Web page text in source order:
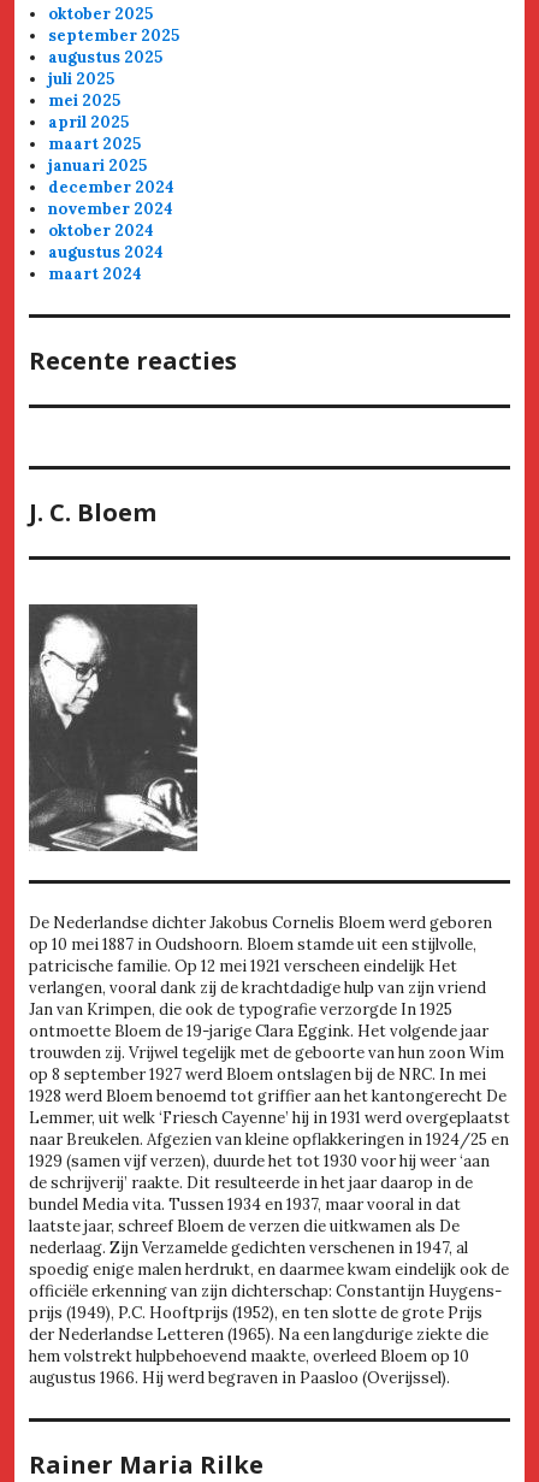
oktober 2025
september 2025
augustus 2025
juli 2025
mei 2025
april 2025
maart 2025
januari 2025
december 2024
november 2024
oktober 2024
augustus 2024
maart 2024
Recente reacties
J. C. Bloem
De Nederlandse dichter Jakobus Cornelis Bloem werd geboren
op 10 mei 1887 in Oudshoorn. Bloem stamde uit een stijlvolle,
patricische familie. Op 12 mei 1921 verscheen eindelijk Het
verlangen, vooral dank zij de krachtdadige hulp van zijn vriend
Jan van Krimpen, die ook de typografie verzorgde In 1925
ontmoette Bloem de 19-jarige Clara Eggink. Het volgende jaar
trouwden zij. Vrijwel tegelijk met de geboorte van hun zoon Wim
op 8 september 1927 werd Bloem ontslagen bij de NRC. In mei
1928 werd Bloem benoemd tot griffier aan het kantongerecht De
Lemmer, uit welk ‘Friesch Cayenne’ hij in 1931 werd overgeplaatst
naar Breukelen. Afgezien van kleine opflakkeringen in 1924/25 en
1929 (samen vijf verzen), duurde het tot 1930 voor hij weer ‘aan
de schrijverij’ raakte. Dit resulteerde in het jaar daarop in de
bundel Media vita. Tussen 1934 en 1937, maar vooral in dat
laatste jaar, schreef Bloem de verzen die uitkwamen als De
nederlaag. Zijn Verzamelde gedichten verschenen in 1947, al
spoedig enige malen herdrukt, en daarmee kwam eindelijk ook de
officiële erkenning van zijn dichterschap: Constantijn Huygens-
prijs (1949), P.C. Hooftprijs (1952), en ten slotte de grote Prijs
der Nederlandse Letteren (1965). Na een langdurige ziekte die
hem volstrekt hulpbehoevend maakte, overleed Bloem op 10
augustus 1966. Hij werd begraven in Paasloo (Overijssel).
Rainer Maria Rilke